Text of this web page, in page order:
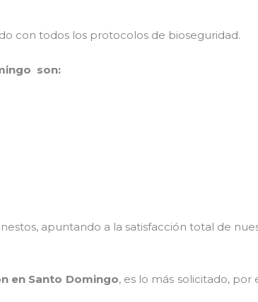
con todos los protocolos de bioseguridad.
son:
apuntando a la satisfacción total de
en Santo Domingo, es lo más solicitado,